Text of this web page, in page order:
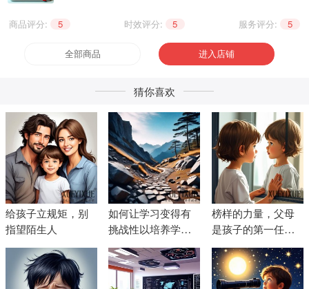
个性生活，健康养生 精神文化
商品评分: 5 时效评分: 5 服务评分: 5
全部商品 进入店铺
猜你喜欢
给孩子立规矩，别
指望陌生人
如何让学习变得有
挑战性以培养学习
兴趣
榜样的力量，父母
是孩子的第一任老
师